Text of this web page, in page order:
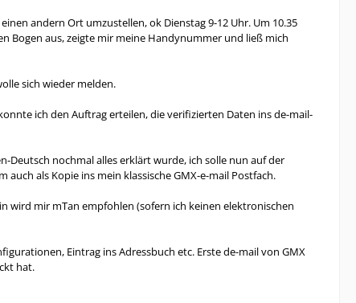
andern Ort umzustellen, ok Dienstag 9-12 Uhr. Um 10.35
Bogen aus, zeigte mir meine Handynummer und ließ mich
sich wieder melden.
ich den Auftrag erteilen, die verifizierten Daten ins de-mail-
Deutsch nochmal alles erklärt wurde, ich solle nun auf der
als Kopie ins mein klassische GMX-e-mail Postfach.
wird mir mTan empfohlen (sofern ich keinen elektronischen
Eintrag ins Adressbuch etc. Erste de-mail von GMX
hat.